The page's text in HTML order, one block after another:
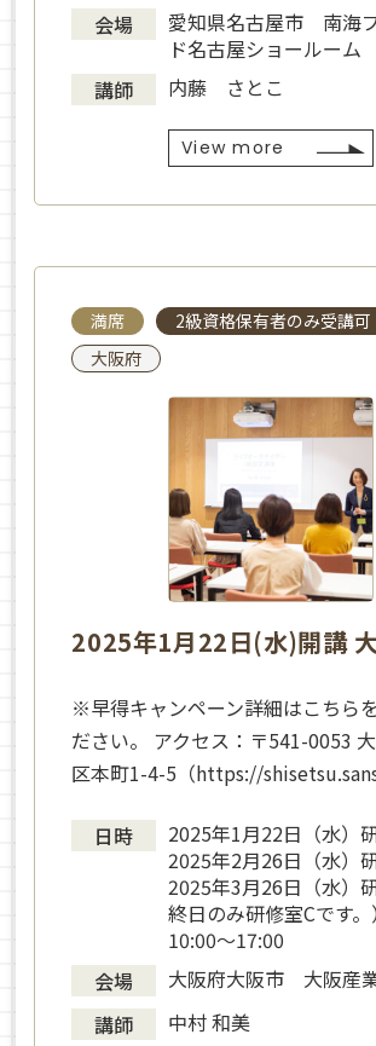
会場
愛知県名古屋市 南海
ド名古屋ショールーム
講師
内藤 さとこ
View more
満席
2級資格保有者のみ受講可
大阪府
2025年1月22日(水)開講
※早得キャンペーン詳細はこちら
ださい。 アクセス：〒541-0053
区本町1-4-5（https://
日時
2025年1月22日（水）
2025年2月26日（水）
2025年3月26日（水）
終日のみ研修室Cです。）
10:00～17:00
会場
大阪府大阪市 大阪産
講師
中村 和美